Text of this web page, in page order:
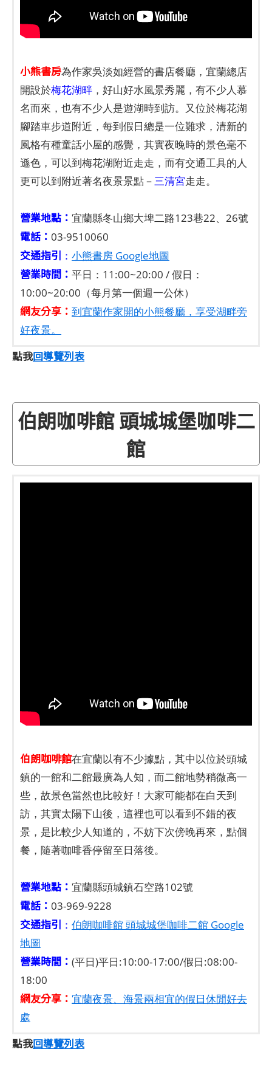
小熊書房為作家吳淡如經營的書店餐廳，宜蘭總店
開設於梅花湖畔 ，好山好水風景秀麗，有不少人慕
名而來，也有不少人是遊湖時到訪。又位於梅花湖
腳踏車步道附近，每到假日總是一位難求，清新的
風格有種童話小屋的感覺，其實夜晚時的景色毫不
遜色，可以到梅花湖附近走走，而有交通工具的人
更可以到附近著名夜景景點－三清宮走走。
營業地點： 宜蘭縣冬山鄉大埤二路123巷22、26號
電話： 03-9510060
交通指引 ： 小熊書房 Google地圖
營業時間： 平日：11:00~20:00 / 假日：
10:00~20:00（每月第一個週一公休）
網友分享： 到宜蘭作家開的小熊餐廳，享受湖畔旁
好夜景。
點我回導覽列表
伯朗咖啡館 頭城城堡咖啡二
館
伯朗咖啡館在宜蘭以有不少據點，其中以位於頭城
鎮的一館和二館最廣為人知，而二館地勢稍微高一
些，故景色當然也比較好！大家可能都在白天到
訪，其實太陽下山後，這裡也可以看到不錯的夜
景，是比較少人知道的，不妨下次傍晚再來，點個
餐，隨著咖啡香停留至日落後。
營業地點： 宜蘭縣頭城鎮石空路102號
電話： 03-969-9228
交通指引 ： 伯朗咖啡館 頭城城堡咖啡二館 Google
地圖
營業時間： (平日)平日:10:00-17:00/假日:08:00-
18:00
網友分享： 宜蘭夜景、海景兩相宜的假日休閒好去
處
點我回導覽列表